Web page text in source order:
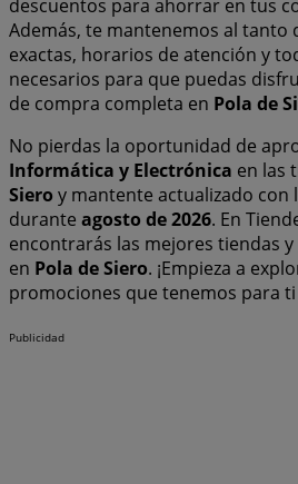
descuentos para ahorrar en tus
Además, te mantenemos al tanto
exactas, horarios de atención y
necesarios para que puedas
de compra completa en Pola de
No pierdas la oportunidad de
Informática y Electrónica en las
Siero y mantente actualizado con
durante agosto de 2026. En
encontrarás las mejores tiendas
en Pola de Siero. ¡Empieza a
promociones que tenemos para
Publicidad